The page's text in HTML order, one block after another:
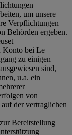
um unsere
Verpflichtungen
Behörden ergeben.
Konto bei Le
zu einigen
sind,
u.a. ein
von
der vertraglichen
Bereitstellung